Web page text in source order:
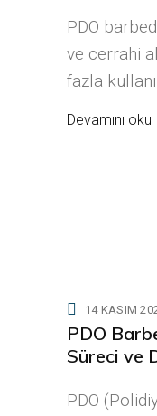
PDO
ve cerrahi
fazla
Devamını oku
14 KASIM
PDO
Süreci ve
PDO